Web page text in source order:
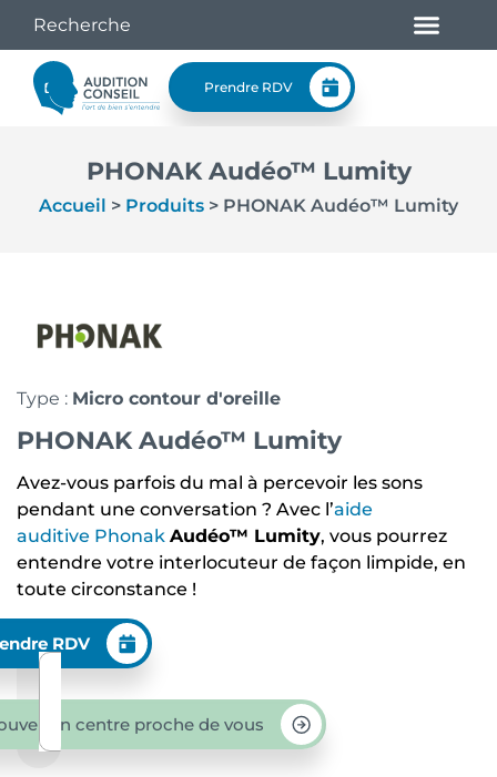
Prendre RDV
PHONAK Audéo™ Lumity
Accueil > Produits > PHONAK Audéo™ Lumity
Type : Micro contour d'oreille
PHONAK Audéo™ Lumity
Avez-vous parfois du mal à percevoir les sons
pendant une conversation ? Avec l’aide
auditive Phonak Audéo™ Lumity, vous pourrez
entendre votre interlocuteur de façon limpide, en
toute circonstance !
RDV
un centre proche de vous